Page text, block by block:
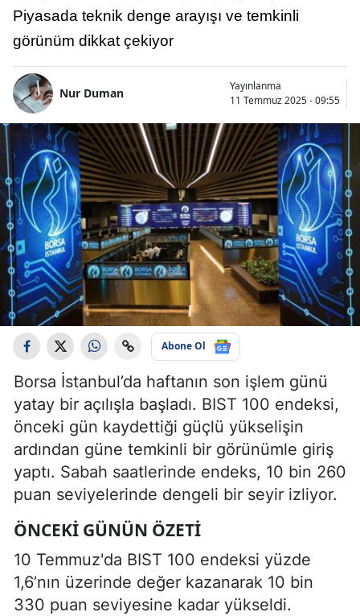
Piyasada teknik denge arayışı ve temkinli
görünüm dikkat çekiyor
Nur Duman
Yayınlanma
11 Temmuz 2025 - 09:55
Abone Ol
Borsa İstanbul’da haftanın son işlem günü
yatay bir açılışla başladı. BIST 100 endeksi,
önceki gün kaydettiği güçlü yükselişin
ardından güne temkinli bir görünümle giriş
yaptı. Sabah saatlerinde endeks, 10 bin 260
puan seviyelerinde dengeli bir seyir izliyor.
ÖNCEKI GÜNÜN ÖZETI
10 Temmuz'da BIST 100 endeksi yüzde
1,6’nın üzerinde değer kazanarak 10 bin
330 puan seviyesine kadar yükseldi.